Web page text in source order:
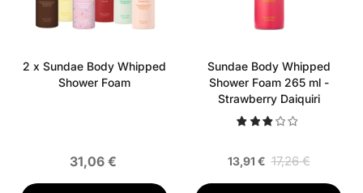
2 x Sundae Body Whipped
Shower Foam
31,06 €
Sundae Body Whipped
Shower Foam 265 ml -
Strawberry Daiquiri
13,91 € 17,26 €